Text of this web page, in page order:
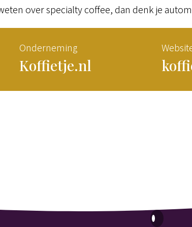
over specialty coffee, dan denk je
Onderneming
Koffietje.nl